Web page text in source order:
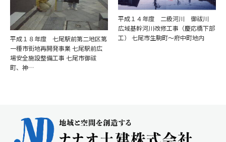
平成１８年度 七尾駅前第二地区第
一種市街地再開発事業 七尾駅前広
場安全施設整備工事 七尾市御祓
町、神…
平成１４年度 二級河川 御祓川
広域基幹河川改修工事（慶応橋下部
工） 七尾市生駒町～府中町地内